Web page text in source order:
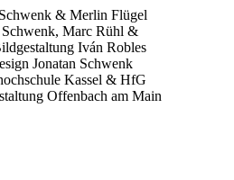
& Merlin Flügel
Schwenk, Marc Rühl &
Iván Robles
Jonatan Schwenk
Kassel & HfG
Offenbach am Main